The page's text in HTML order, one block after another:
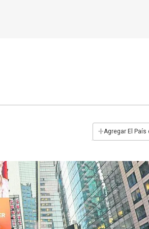
+Agregar El País